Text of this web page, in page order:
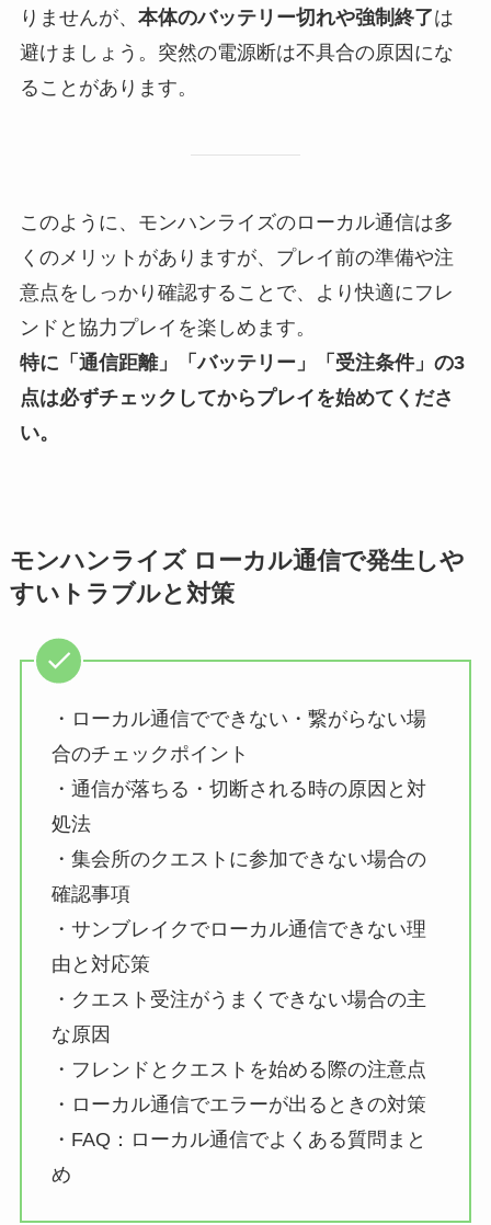
りませんが、 本体のバッテリー切れや強制終了は
避けましょう。突然の電源断は不具合の原因にな
ることがあります。
このように、モンハンライズのローカル通信は多
くのメリットがありますが、プレイ前の準備や注
意点をしっかり確認することで、より快適にフレ
ンドと協力プレイを楽しめます。
特に「通信距離」「バッテリー」「受注条件」の3
点は必ずチェックしてからプレイを始めてくださ
い。
モンハンライズ ローカル通信で発生しや
すいトラブルと対策
・ローカル通信でできない・繋がらない場
合のチェックポイント
・通信が落ちる・切断される時の原因と対
処法
・集会所のクエストに参加できない場合の
確認事項
・サンブレイクでローカル通信できない理
由と対応策
・クエスト受注がうまくできない場合の主
な原因
・フレンドとクエストを始める際の注意点
・ローカル通信でエラーが出るときの対策
・FAQ：ローカル通信でよくある質問まと
め